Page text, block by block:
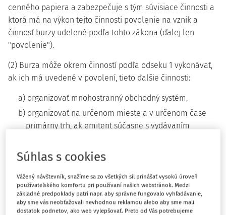
cenného papiera a zabezpečuje s tým súvisiace činnosti a
ktorá má na výkon tejto činnosti povolenie na vznik a
činnosť burzy udelené podľa tohto zákona (ďalej len
"povolenie").
(2) Burza môže okrem činností podľa odseku 1 vykonávať,
ak ich má uvedené v povolení, tieto ďalšie činnosti:
a) organizovať mnohostranný obchodný systém,
b) organizovať na určenom mieste a v určenom čase
primárny trh, ak emitent súčasne s vydávaním
žiada o ich prijatie na trh burzy,
písmen a) a b) a činnosťami podľa osobitného
zákona,1a)
d) organizovať organizovaný obchodný systém,
Súhlas s cookies
Vážený návštevník, snažíme sa zo všetkých síl prinášať vysokú úroveň
používateľského komfortu pri používaní našich webstránok. Medzi
základné predpoklady patrí napr. aby správne fungovalo vyhľadávanie,
aby sme vás neobťažovali nevhodnou reklamou alebo aby sme mali
dostatok podnetov, ako web vylepšovať. Preto od Vás potrebujeme